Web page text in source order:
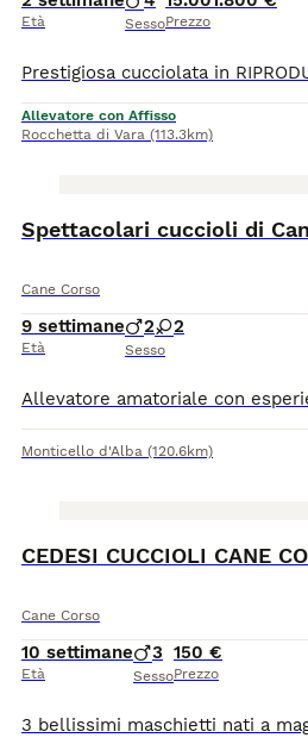
Età SessoPrezzo
Allevatore con Affisso
Rocchetta di Vara (113.3km)
Spettacolari cuccioli di
Cane Corso
9 settimane
Età
2 2
Sesso
Monticello d'Alba (120.6km)
CEDESI CUCCIOLI CANE
Cane Corso
10 settimane
Età
3
Sesso
150 €
Prezzo